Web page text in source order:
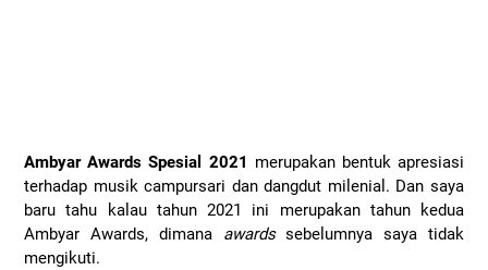
Ambyar Awards Spesial 2021 merupakan bentuk apresiasi
terhadap musik campursari dan dangdut milenial. Dan saya
baru tahu kalau tahun 2021 ini merupakan tahun kedua
Ambyar Awards, dimana awardssebelumnya saya tidak
mengikuti.